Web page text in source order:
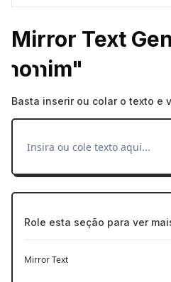
Mirror Text
ɿoɿɿim"
Basta inserir ou colar o texto e
Role esta seção para ver
Mirror Text